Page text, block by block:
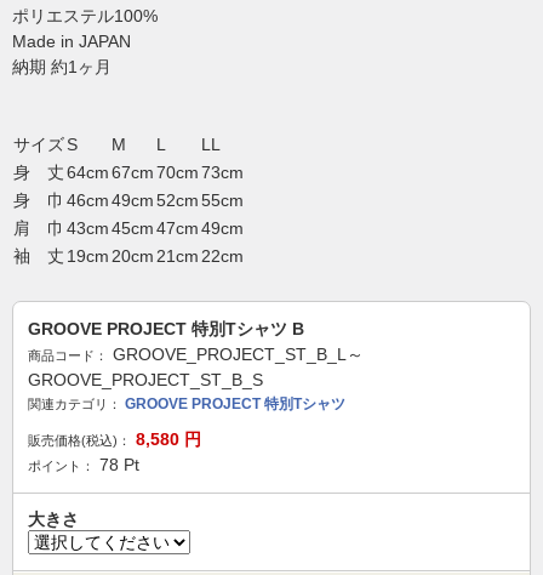
ポリエステル100%
Made in JAPAN
納期 約1ヶ月
サイズS M L
LL
身 丈64cm67cm70cm73cm
身 巾 46cm49cm52cm55cm
肩 巾 43cm45cm47cm49cm
袖 丈 19cm 20cm 21cm 22cm
GROOVE PROJECT 特別Tシャツ B
商品コード：
GROOVE_PROJECT_ST_B_L～
GROOVE_PROJECT_ST_B_S
関連カテゴリ： GROOVE PROJECT 特別Tシャツ
販売価格(税込)： 8,580 円
ポイント： 78 Pt
大きさ